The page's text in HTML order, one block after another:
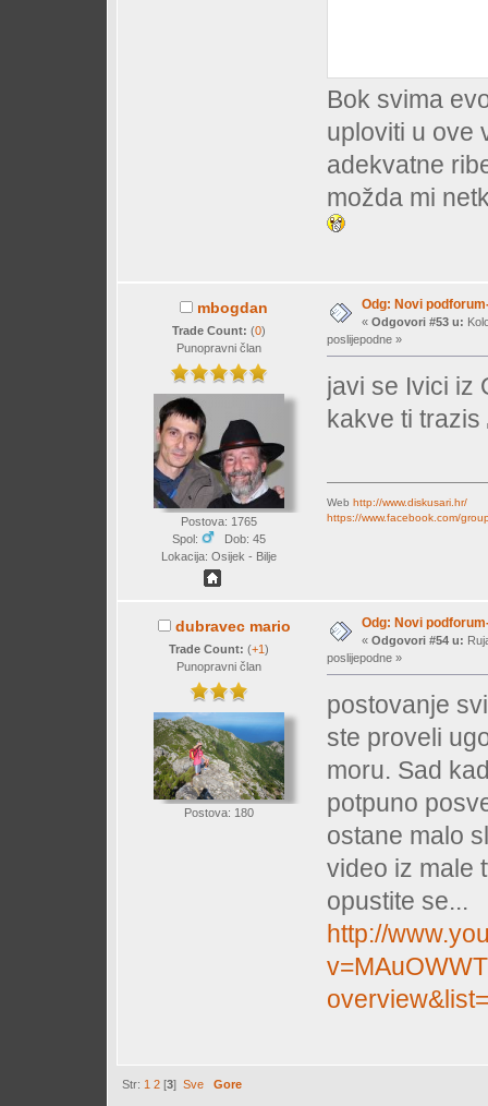
Bok svima
uploviti u ove
adekvatne
možda mi
mbogdan
Trade Count: (0)
Punopravni član
Postova: 1765
Spol:
Dob: 45
Lokacija: Osijek - Bilje
Odg: Novi
« Odgovori #53 u:
poslijepodne »
javi se Ivici iz
kakve ti trazis
Web http://www.diskusari.hr/
https://www.facebook.com/
dubravec mario
Trade Count: (+1 )
Punopravni član
Postova: 180
Odg: Novi
« Odgovori #54 u:
poslijepodne »
postovanje
ste proveli
moru. Sad
potpuno
ostane malo
video iz male
opustite se...
http://
Str: 1 2 [3]Sve Gore